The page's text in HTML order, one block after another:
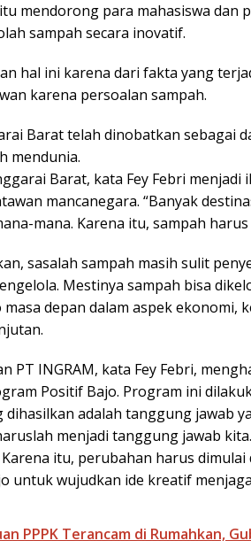
mendorong para mahasiswa dan
sampah secara inovatif.
hal ini karena dari fakta yang
karena persoalan sampah.
Barat telah dinobatkan sebagai
mendunia.
Barat, kata Fey Febri
mancanegara. “Banyak
mana. Karena itu, sampah harus
sasalah sampah masih sulit
Mestinya sampah bisa
depan dalam aspek ekonomi,
PT INGRAM, kata Fey Febri,
Positif Bajo. Program ini
dihasilkan adalah tanggung jawab
menjadi tanggung jawab
itu, perubahan harus dimulai
untuk wujudkan ide kreatif
PPPK Terancam di Rumahkan,